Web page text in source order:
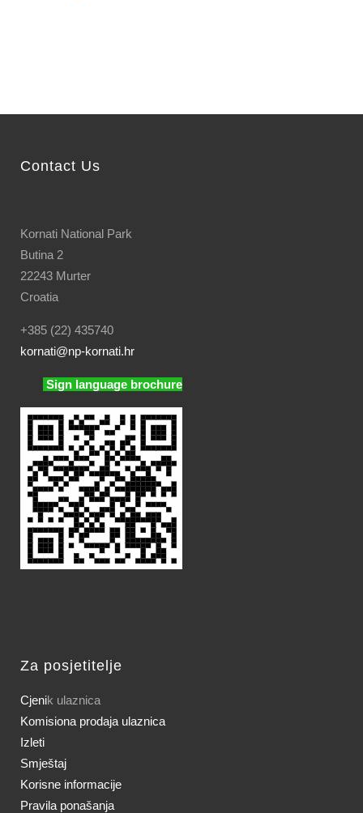
Contact Us
Kornati National Park
Butina 2
22243 Murter
Croatia
+385 (22) 435740
kornati@np-kornati.hr
Sign language brochure
Za posjetitelje
Cjenik ulaznica
Komisiona prodaja ulaznica
Izleti
Smještaj
Korisne informacije
Pravila ponašanja